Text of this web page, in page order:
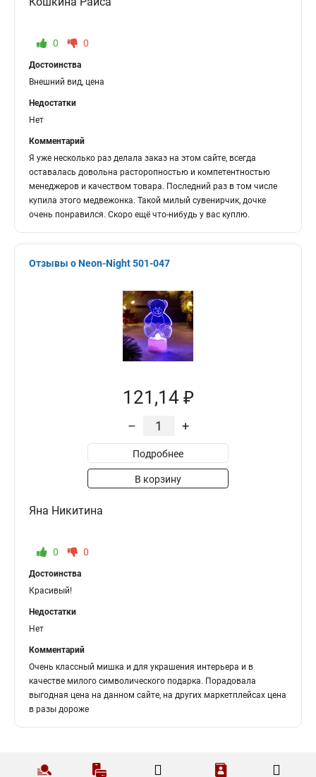
0 0
Достоинства
Внешний вид, цена
Недостатки
Нет
Комментарий
Я уже несколько раз делала заказ на этом сайте, всегда
оставалась довольна расторопностью и компетентностью
менеджеров и качеством товара. Последний раз в том числе
купила этого медвежонка. Такой милый сувенирчик, дочке
очень понравился. Скоро ещё что-нибудь у вас куплю.
Отзывы о Neon-Night 501-047
121,14 ₽
– +
Подробнее
В корзину
Яна Никитина
0 0
Достоинства
Красивый!
Недостатки
Нет
Комментарий
Очень классный мишка и для украшения интерьера и в
качестве милого символического подарка. Порадовала
выгодная цена на данном сайте, на других маркетплейсах цена
в разы дороже